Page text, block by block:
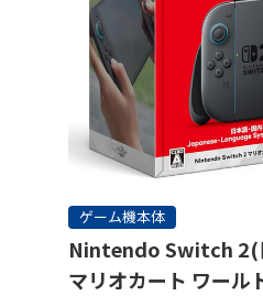
ゲーム機本体
Nintendo Switch 2(
マリオカート ワール